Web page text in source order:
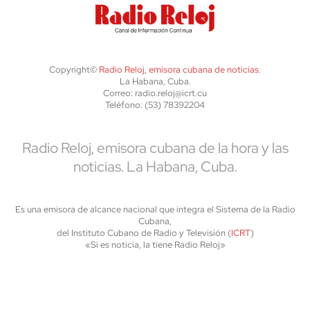
Copyright© Radio Reloj, emisora cubana de noticias.
La Habana, Cuba.
Correo: radio.reloj@icrt.cu
Teléfono: (53) 78392204
Radio Reloj, emisora cubana de la hora y las
noticias. La Habana, Cuba.
Es una emisora de alcance nacional que integra el Sistema de la Radio
Cubana,
del Instituto Cubano de Radio y Televisión (ICRT)
«Si es noticia, la tiene Radio Reloj»